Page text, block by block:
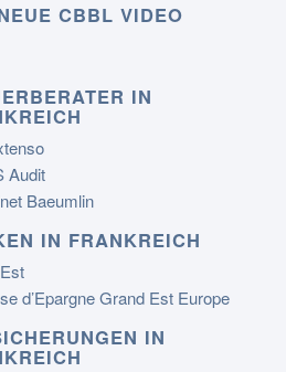
CBBL VIDEO
IN
IN FRANKREICH
IN